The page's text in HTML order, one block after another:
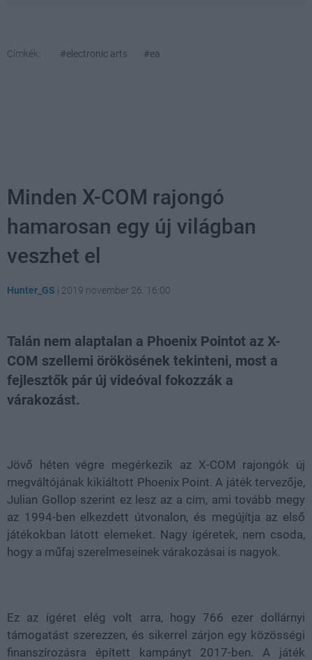
Címkék: #electronic arts #ea
Minden X-COM rajongó
hamarosan egy új világban
veszhet el
Hunter_GS | 2019 november 26. 16:00
Talán nem alaptalan a Phoenix Pointot az X-
COM szellemi örökösének tekinteni, most a
fejlesztők pár új videóval fokozzák a
várakozást.
Jövő héten végre megérkezik az X-COM rajongók új
megváltójának kikiáltott Phoenix Point. A játék tervezője,
Julian Gollop szerint ez lesz az a cím, ami tovább megy
az 1994-ben elkezdett útvonalon, és megújítja az első
játékokban látott elemeket. Nagy ígéretek, nem csoda,
hogy a műfaj szerelmeseinek várakozásai is nagyok.
Ez az ígéret elég volt arra, hogy 766 ezer dollárnyi
támogatást szerezzen, és sikerrel zárjon egy közösségi
finanszírozásra épített kampányt 2017-ben. A játék